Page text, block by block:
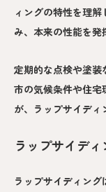
ィングの特性を理
み、本来の性能を発
定期的な点検や塗装
市の気候条件や住宅
が、ラップサイディ
ラップサイデ
ラップサイディン